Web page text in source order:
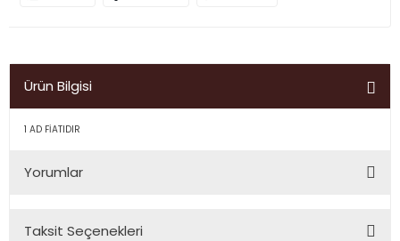
Ürün Bilgisi
1 AD FİATIDIR
Yorumlar
Taksit Seçenekleri